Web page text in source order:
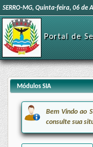
SERRO-MG, Quinta-feira, 06 de
Portal de
Módulos SIA
Bem Vindo ao
consulte sua